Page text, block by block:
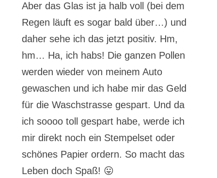
Aber das Glas ist ja halb voll (bei dem
Regen läuft es sogar bald über…) und
daher sehe ich das jetzt positiv. Hm,
hm… Ha, ich habs! Die ganzen Pollen
werden wieder von meinem Auto
gewaschen und ich habe mir das Geld
für die Waschstrasse gespart. Und da
ich soooo toll gespart habe, werde ich
mir direkt noch ein Stempelset oder
schönes Papier ordern. So macht das
Leben doch Spaß! 😛